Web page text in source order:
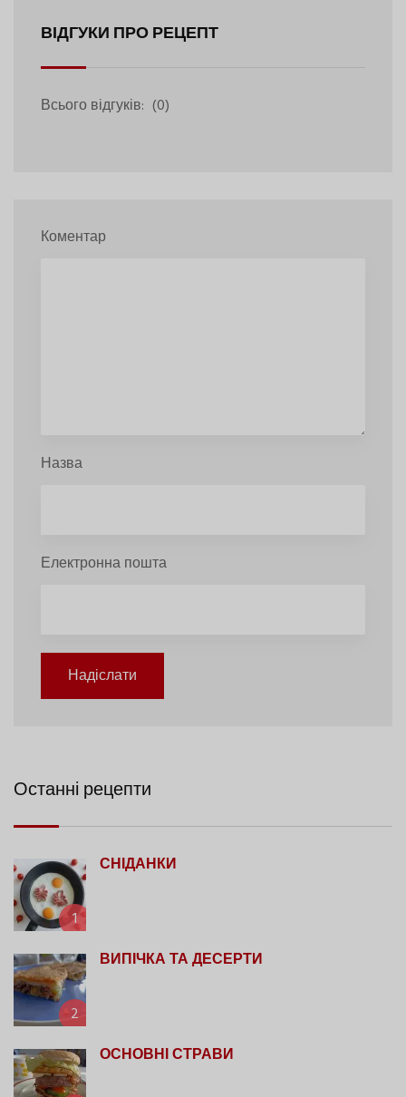
ВІДГУКИ ПРО РЕЦЕПТ
Всього відгуків: (0)
Коментар
Назва
Електронна пошта
Надіслати
Останні рецепти
1
СНІДАНКИ
2
ВИПІЧКА ТА ДЕСЕРТИ
ОСНОВНІ СТРАВИ